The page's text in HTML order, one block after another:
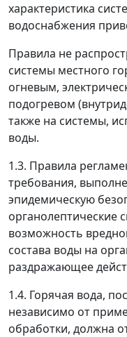
характеристика
водоснабжения
Правила не
системы местного
огневым,
подогревом
также на системы,
воды.
1.3. Правила
требования,
эпидемическую
органолептические
возможность
состава воды на
раздражающее
1.4. Горячая вода,
независимо от
обработки, должна